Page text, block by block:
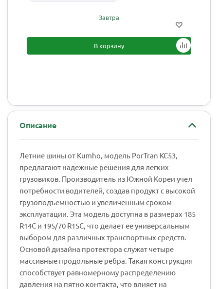
Завтра
В корзину
Описание
Летние шины от Kumho, модель PorTran KC53,
предлагают надежные решения для легких
грузовиков. Производитель из Южной Кореи учел
потребности водителей, создав продукт с высокой
грузоподъемностью и увеличенным сроком
эксплуатации. Эта модель доступна в размерах 185
R14C и 195/70 R15C, что делает ее универсальным
выбором для различных транспортных средств.
Основой дизайна протектора служат четыре
массивные продольные ребра. Такая конструкция
способствует равномерному распределению
давления на пятно контакта, что влияет на